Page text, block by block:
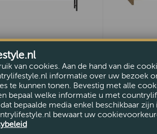
small
€1025,-
van cookies. Aan de hand van die
informatie over uw bezoek
te kunnen tonen. Bevestig met alle
bepaal welke informatie u met
bepaalde media enkel beschikbaar zijn
bewaart uw